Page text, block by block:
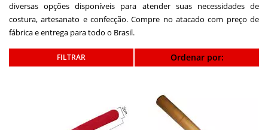
diversas opções disponíveis para atender suas necessidades de
costura, artesanato e confecção. Compre no atacado com preço de
fábrica e entrega para todo o Brasil.
Ordenar por: